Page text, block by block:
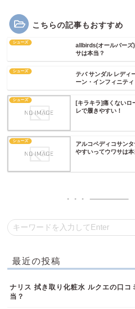
こちらの記事もおすすめ
シューズ
allbirds(オールバーズ
サは本当？
シューズ
テバ サンダル レディ
ーン・インフィニテ
シューズ
[キラキラ]痛くないロ
レで履きやすい！
シューズ
アルコペディコサン
やすいってウワサは本
最近の投稿
ナリス 拭き取り化粧水 ルクエの口コ
当？